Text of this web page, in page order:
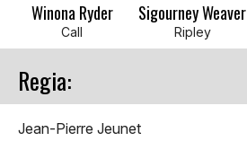
Winona Ryder
Call
Sigourney Weaver
Ripley
Regia:
Jean-Pierre Jeunet